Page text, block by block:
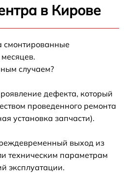
в Кирове
смонтированные
случаем?
дефекта, который
проведенного ремонта
установка запчасти).
выход из
техническим параметрам
эксплуатации.